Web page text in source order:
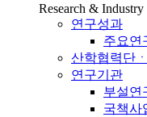
Research & Industry
연구성과
주요연
산학협력단
연구기관
부설연
국책사